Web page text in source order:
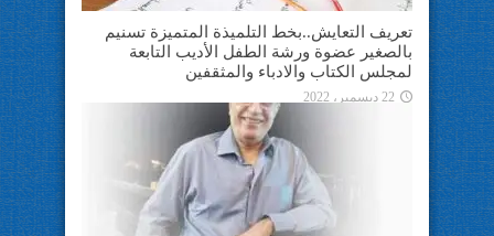
تعريف التعايش..بخط التلميذة المتميزة تسنيم
بالصغير عضوة ورشة الطفل الأديب التابعة
لمجلس الكتاب والادباء والمثقفين
22 ديسمبر، 2022